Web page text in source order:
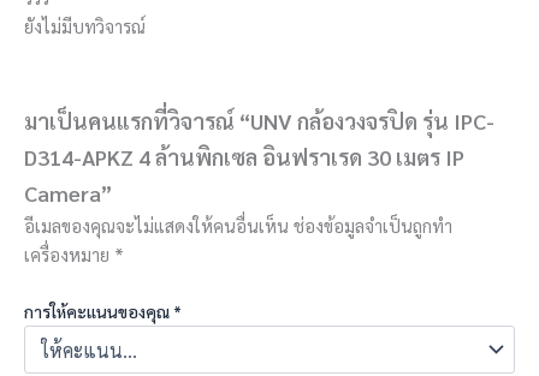
ยังไม่มีบทวิจารณ์
มาเป็นคนแรกที่วิจารณ์ “UNV กล้องวงจรปิด รุ่น IPC-
D314-APKZ 4 ล้านพิกเซล อินฟราเรด 30 เมตร IP
Camera”
อีเมลของคุณจะไม่แสดงให้คนอื่นเห็น ช่องข้อมูลจำเป็นถูกทำ
เครื่องหมาย *
การให้คะแนนของคุณ *